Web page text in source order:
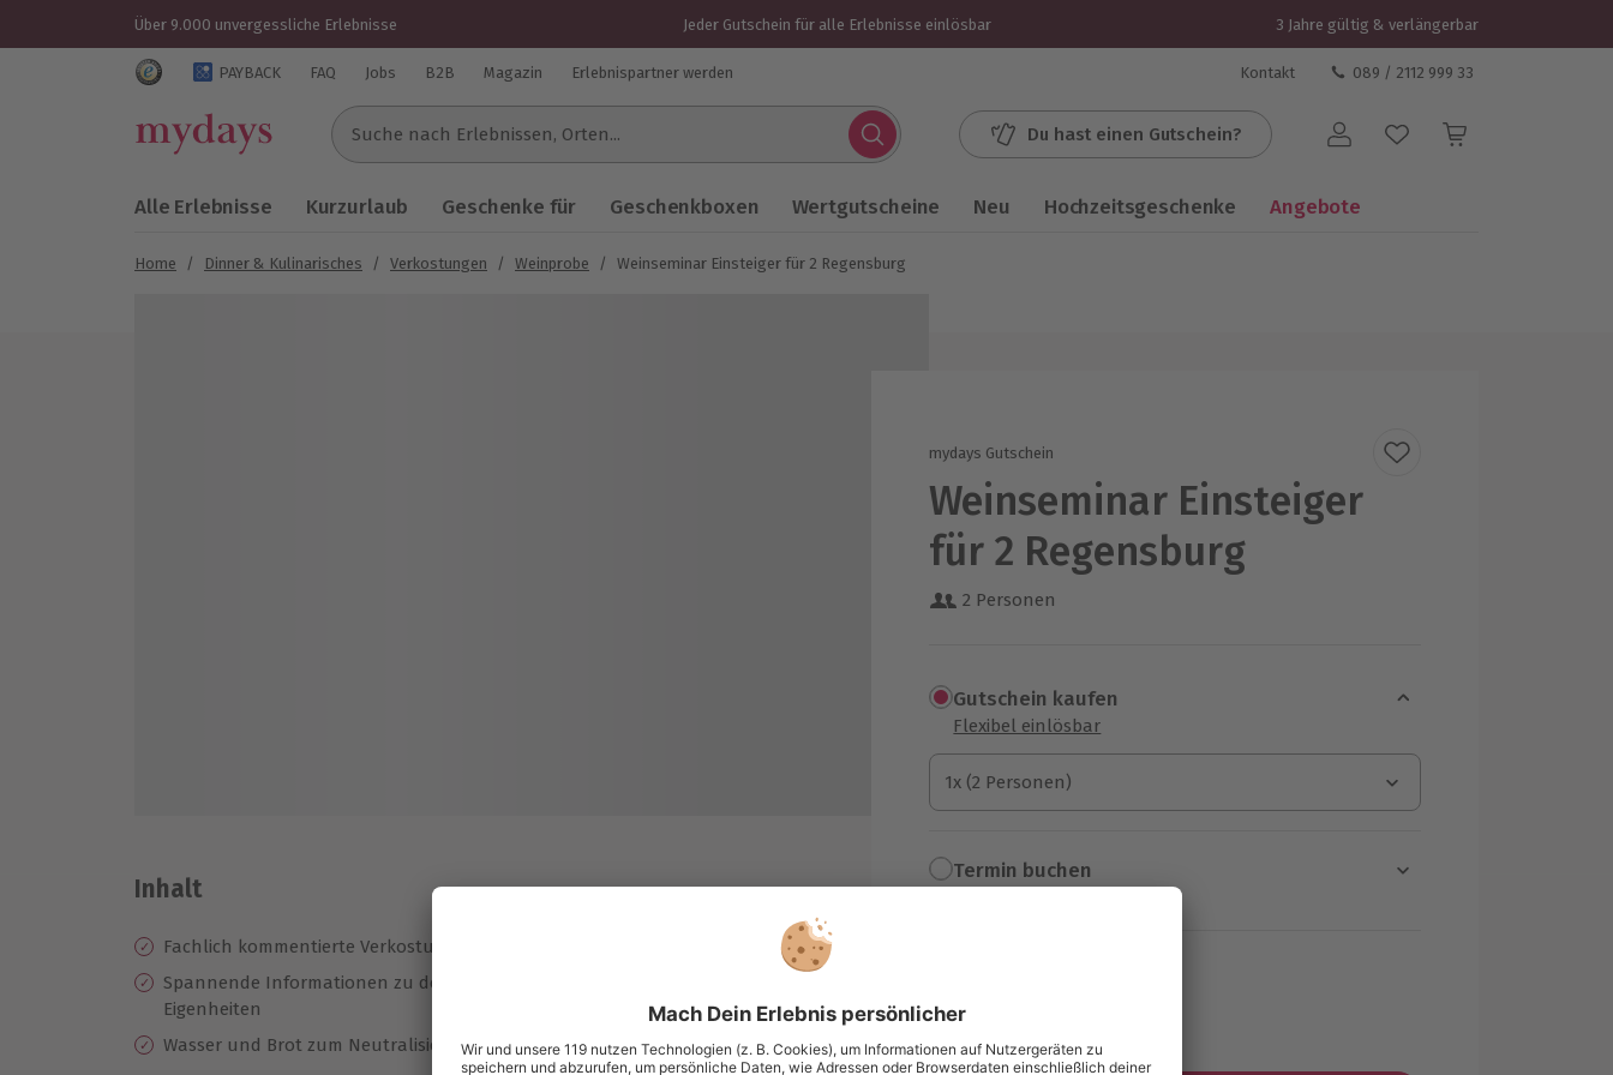
Über 9.000 unvergessliche Erlebnisse Jeder Gutschein für alle Erlebnisse einlösbar 3 Jahre gültig & verlängerbar
Trustedshops Bewertungen für mydays.de
PAYBACK FAQ Jobs B2B Magazin Erlebnispartner werden Kontakt 089 / 2112 999 33
Suche nach Erlebnissen...
Du hast einen Gutschein? Benutzerkonto
Alle Erlebnisse Kurzurlaub Geschenke für Geschenkboxen Wertgutscheine Neu Hochzeitsgeschenke Angebote
Home / Dinner & Kulinarisches / Verkostungen / Weinprobe / Weinseminar Einsteiger für 2 Regensburg
mydays Gutschein
Weinseminar Einsteiger
für 2 Regensburg
2 Personen
Gutschein kaufen
Flexibel einlösbar
1x (2 Personen)
1x (2 Personen)
1x (2 Personen)
Termin buchen
Inhalt
Fachlich kommentierte Verkostung von 8 verschiedenen Weinen
Spannende Informationen zu den verschiedenen Rebsorten und deren
Eigenheiten
Wasser und Brot zum Neutralisieren